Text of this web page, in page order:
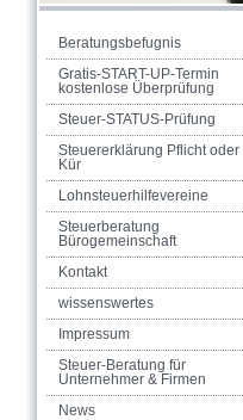
Beratungsbefugnis
Gratis-START-UP-Termin
kostenlose Überprüfung
Steuer-STATUS-Prüfung
Steuererklärung Pflicht oder
Kür
Lohnsteuerhilfevereine
Steuerberatung
Bürogemeinschaft
Kontakt
wissenswertes
Impressum
Steuer-Beratung für
Unternehmer & Firmen
News